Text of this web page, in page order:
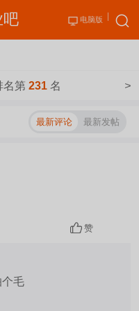
吧 电脑版
名第 231 名 >
最新评论 最新发帖
赞
毛